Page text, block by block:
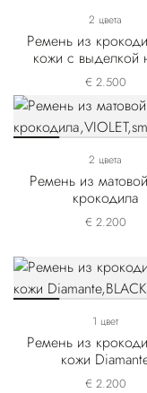
2 цвета
Ремень из
кожи с выделкой
€ 2.500
2 цвета
Ремень из
крокодила
€ 2.200
1 цвет
Ремень из
кожи
€ 2.200